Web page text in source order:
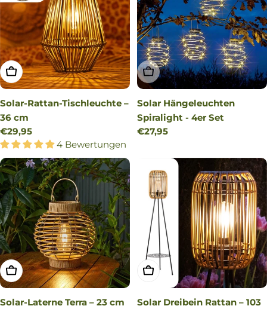
IN DEN WARENKORB LEGEN
Solar-Rattan-Tischleuchte –
36 cm
Regulärer
Preis
€29,95
4 Bewertungen
AUSVERKAUFT
Solar Hängeleuchten
Spiralight - 4er Set
Regulärer
€27,95
IN DEN WARENKORB LEGEN
Solar-Laterne Terra – 23 cm
IN DEN WARENKORB
Solar Dreibein Rattan – 103